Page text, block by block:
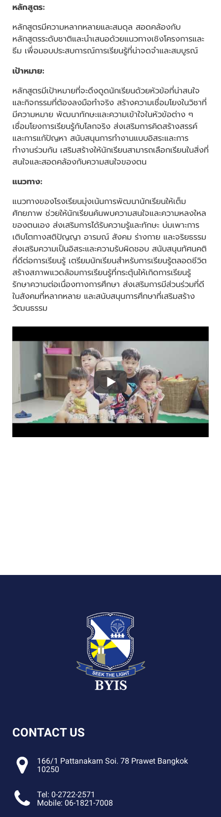
หลักสูตร:
หลักสูตรมีความหลากหลายและสมดุล สอดคล้องกับ
หลักสูตรระดับชาติและนำเสนอด้วยแนวทางเชิงโครงการและ
ธีม เพื่อมอบประสบการณ์การเรียนรู้ที่น่าจดจำและสมบูรณ์
เป้าหมาย:
หลักสูตรมีเป้าหมายที่จะดึงดูดนักเรียนด้วยหัวข้อที่น่าสนใจ
และกิจกรรมที่ต้องลงมือทำจริง สร้างความเชื่อมโยงในวิชาที่
มีความหมาย พัฒนาทักษะและความเข้าใจในหัวข้อต่าง ๆ
เชื่อมโยงการเรียนรู้กับโลกจริง ส่งเสริมการคิดสร้างสรรค์
และการแก้ปัญหา สนับสนุนการทำงานแบบอิสระและการ
ทำงานร่วมกัน เสริมสร้างให้นักเรียนสามารถเลือกเรียนในสิ่งที่
สนใจและสอดคล้องกับความสนใจของตน
แนวทาง:
แนวทางของโรงเรียนมุ่งเน้นการพัฒนานักเรียนให้เต็ม
ศักยภาพ ช่วยให้นักเรียนค้นพบความสนใจและความหลงใหล
ของตนเอง ส่งเสริมการได้รับความรู้และทักษะ บ่มเพาะการ
เติบโตทางสติปัญญา อารมณ์ สังคม ร่างกาย และจริยธรรม
ส่งเสริมความเป็นอิสระและความรับผิดชอบ สนับสนุนทัศนคติ
ที่ดีต่อการเรียนรู้ เตรียมนักเรียนสำหรับการเรียนรู้ตลอดชีวิต
สร้างสภาพแวดล้อมการเรียนรู้ที่กระตุ้นให้เกิดการเรียนรู้
รักษาความต่อเนื่องทางการศึกษา ส่งเสริมการมีส่วนร่วมที่ดี
ในสังคมที่หลากหลาย และสนับสนุนการศึกษาที่เสริมสร้าง
วัฒนธรรม
CONTACT US
166/1 Pattanakarn Soi. 78 Prawet Bangkok
10250
Tel: 0-2722-2571
Mobile: 06-1821-7008